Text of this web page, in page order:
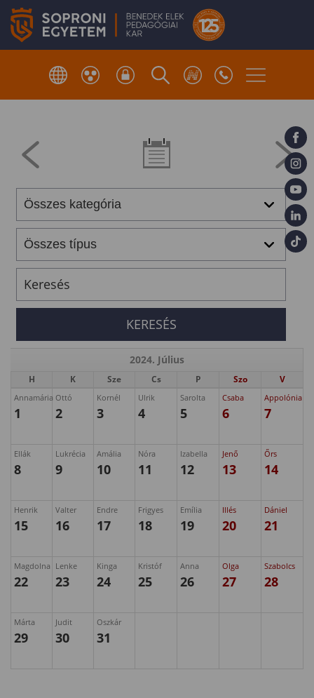
2024. Július
H K Sze Cs P Szo V
Annamária
1
Ottó
2
Kornél
3
Ulrik
4
Sarolta
5
Csaba
6
Appolónia
7
Ellák
8
Lukrécia
9
Amália
10
Nóra
11
Izabella
12
Jenő
13
Őrs
14
Henrik
15
Valter
16
Endre
17
Frigyes
18
Emília
19
Illés
20
Dániel
21
Magdolna
22
Lenke
23
Kinga
24
Kristóf
25
Anna
26
Olga
27
Szabolcs
28
Márta
29
Judit
30
Oszkár
31